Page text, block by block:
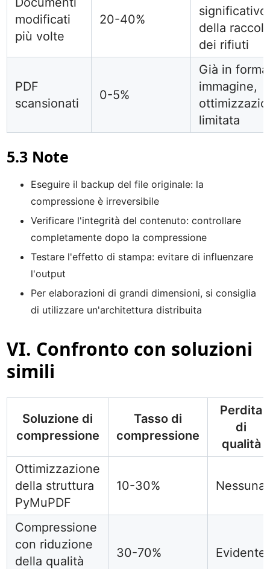
modificati
più volte
20-40%
significativo
della
dei rifiuti
PDF
scansionati
0-5%
Già in
immagine,
limitata
5.3 Note
Eseguire il backup del file originale: la
compressione è irreversibile
Verificare l'integrità del contenuto: controllare
completamente dopo la compressione
Testare l'effetto di stampa: evitare di influenzare
l'output
Per elaborazioni di grandi dimensioni, si consiglia
di utilizzare un'architettura distribuita
VI. Confronto con soluzioni
simili
Soluzione di
compressione
Tasso di
compressione
Perdita
di
qualità
Ottimizzazione
della struttura
PyMuPDF
10-30% Nessuna
Compressione
con riduzione
della qualità
30-70% Evidente